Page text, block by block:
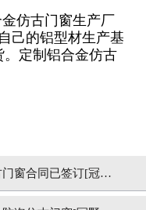
仿古门窗生产厂
己的铝型材生产基
。定制铝合金仿古
窗合同已签订[冠墅